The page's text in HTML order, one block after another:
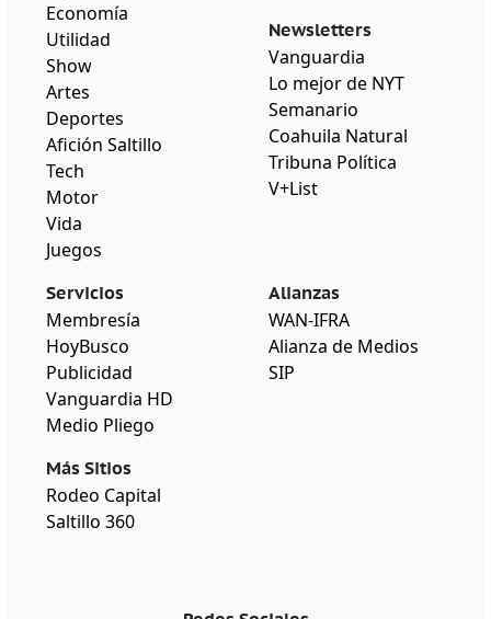
Economía
Utilidad
Show
Artes
Deportes
Afición Saltillo
Tech
Motor
Vida
Juegos
Newsletters
Vanguardia
Lo mejor de NYT
Semanario
Coahuila Natural
Tribuna Política
V+List
Servicios
Membresía
HoyBusco
Publicidad
Vanguardia HD
Medio Pliego
Más Sitios
Rodeo Capital
Saltillo 360
Alianzas
WAN-IFRA
Alianza de Medios
SIP